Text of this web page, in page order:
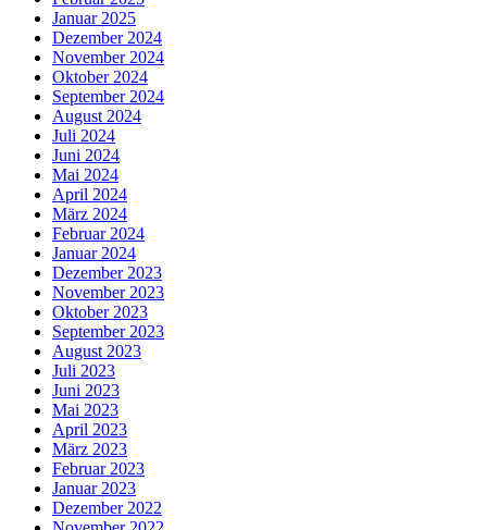
Januar 2025
Dezember 2024
November 2024
Oktober 2024
September 2024
August 2024
Juli 2024
Juni 2024
Mai 2024
April 2024
März 2024
Februar 2024
Januar 2024
Dezember 2023
November 2023
Oktober 2023
September 2023
August 2023
Juli 2023
Juni 2023
Mai 2023
April 2023
März 2023
Februar 2023
Januar 2023
Dezember 2022